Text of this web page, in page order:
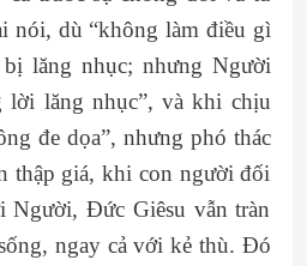
nói, dù “không làm điều gì
lăng nhục; nhưng Người
lời lăng nhục”, và khi chịu
đe dọa”, nhưng phó thác
thập giá, khi con người đối
Người, Đức Giêsu vẫn tràn
ngay cả với kẻ thù. Đó